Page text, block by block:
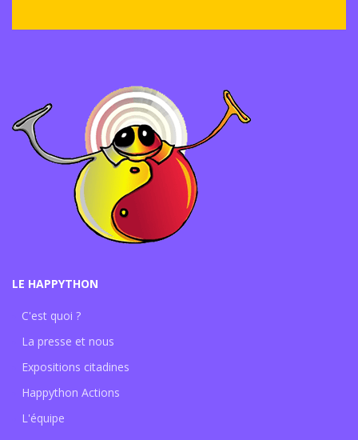
LE HAPPYTHON
C'est quoi ?
La presse et nous
Expositions citadines
Happython Actions
L'équipe